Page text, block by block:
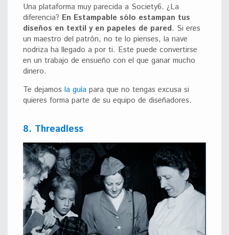
Una plataforma muy parecida a Society6. ¿La
diferencia? En Estampable sólo estampan tus
diseños en textil y en papeles de pared. Si eres
un maestro del patrón, no te lo pienses, la nave
nodriza ha llegado a por ti. Este puede convertirse
en un trabajo de ensueño con el que ganar mucho
dinero.
Te dejamos la guía para que no tengas excusa si
quieres forma parte de su equipo de diseñadores.
8. Threadless